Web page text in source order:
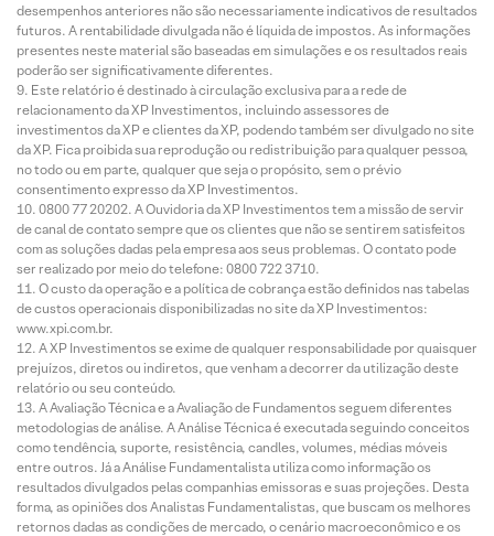
desempenhos anteriores não são necessariamente indicativos de resultados
futuros. A rentabilidade divulgada não é líquida de impostos. As informações
presentes neste material são baseadas em simulações e os resultados reais
poderão ser significativamente diferentes.
Este relatório é destinado à circulação exclusiva para a rede de
relacionamento da XP Investimentos, incluindo assessores de
investimentos da XP e clientes da XP, podendo também ser divulgado no site
da XP. Fica proibida sua reprodução ou redistribuição para qualquer pessoa,
no todo ou em parte, qualquer que seja o propósito, sem o prévio
consentimento expresso da XP Investimentos.
0800 77 20202. A Ouvidoria da XP Investimentos tem a missão de servir
de canal de contato sempre que os clientes que não se sentirem satisfeitos
com as soluções dadas pela empresa aos seus problemas. O contato pode
ser realizado por meio do telefone: 0800 722 3710.
O custo da operação e a política de cobrança estão definidos nas tabelas
de custos operacionais disponibilizadas no site da XP Investimentos:
www.xpi.com.br.
A XP Investimentos se exime de qualquer responsabilidade por quaisquer
prejuízos, diretos ou indiretos, que venham a decorrer da utilização deste
relatório ou seu conteúdo.
A Avaliação Técnica e a Avaliação de Fundamentos seguem diferentes
metodologias de análise. A Análise Técnica é executada seguindo conceitos
como tendência, suporte, resistência, candles, volumes, médias móveis
entre outros. Já a Análise Fundamentalista utiliza como informação os
resultados divulgados pelas companhias emissoras e suas projeções. Desta
forma, as opiniões dos Analistas Fundamentalistas, que buscam os melhores
retornos dadas as condições de mercado, o cenário macroeconômico e os